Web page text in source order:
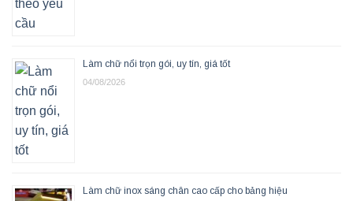
Làm chữ nổi trọn gói, uy tín, giá tốt
04/08/2026
Làm chữ inox sáng chân cao cấp cho bảng hiệu